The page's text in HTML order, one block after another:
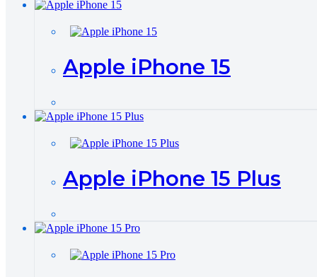
Apple iPhone 15
Apple iPhone 15 Plus